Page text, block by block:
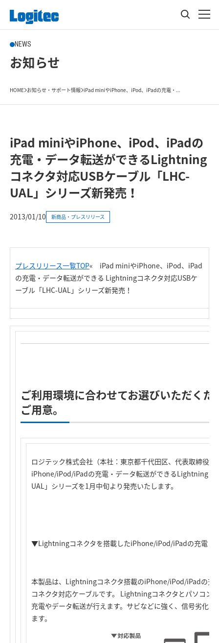
NEWS
お知らせ
HOME お知らせ・サポート情報 iPad miniやiPhone、iPod、iPadの充電・...
iPad miniやiPhone、iPod、iPadの
充電・データ転送ができるLightning
コネクタ対応USBケーブル「LHC-
UAL」シリーズ新発売！
2013/01/10 新商品・プレスリリース
プレスリリース一覧TOP« iPad miniやiPhone、iPod、iPad
の充電・データ転送ができる Lightningコネクタ対応USBケ
ーブル「LHC-UAL」シリーズ新発売！
ご利用環境に合わせてお選びいただく
ご用意。
ロジテック株式会社（本社：東京都千代田区、代表取締役
iPhone/iPod/iPadの充電・データ転送ができるLightningコ
UAL」シリーズを1月中旬より発売いたします。
▼Lightningコネクタを搭載したiPhone/iPod/iPadの充電・
本製品は、Lightningコネクタ搭載のiPhone/iPod/iPadの充
コネクタ対応ケーブルです。 Lightningコネクタとパソコン
充電やデータ転送が行えます。サビなどに強く、信号劣化
ます。